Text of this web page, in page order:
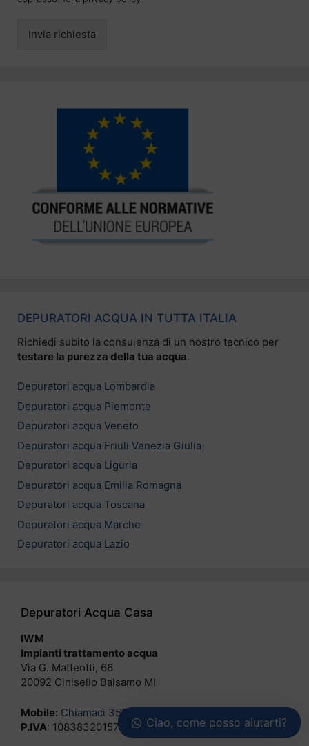
Invia richiesta
DEPURATORI ACQUA IN TUTTA ITALIA
Richiedi subito la consulenza di un nostro tecnico per
testare la purezza della tua acqua.
Depuratori acqua Lombardia
Depuratori acqua Piemonte
Depuratori acqua Veneto
Depuratori acqua Friuli Venezia Giulia
Depuratori acqua Liguria
Depuratori acqua Emilia Romagna
Depuratori acqua Toscana
Depuratori acqua Marche
Depuratori acqua Lazio
Depuratori Acqua Casa
IWM
Impianti trattamento acqua
Via G. Matteotti, 66
20092 Cinisello Balsamo MI
Mobile: Chiamaci 3516762888
P.IVA: 10838320157 Ciao, come posso aiutarti?